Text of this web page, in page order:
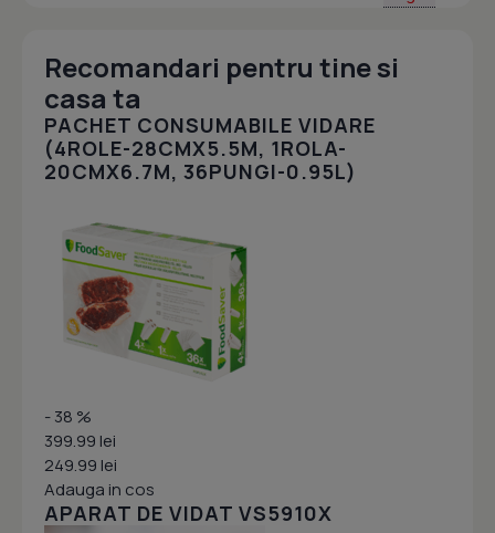
Recomandari pentru tine si
casa ta
PACHET CONSUMABILE VIDARE
(4ROLE-28CMX5.5M, 1ROLA-
20CMX6.7M, 36PUNGI-0.95L)
- 38 %
399.99 lei
249.99 lei
Adauga in cos
APARAT DE VIDAT VS5910X